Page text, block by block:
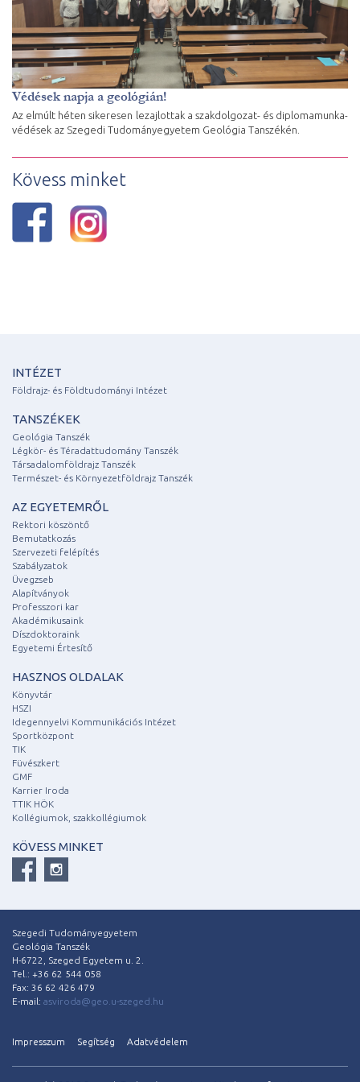
Védések napja a geológián!
Az elmúlt héten sikeresen lezajlottak a szakdolgozat- és diplomamunka-
védések az Szegedi Tudományegyetem Geológia Tanszékén.
Kövess minket
INTÉZET
Földrajz- és Földtudományi Intézet
TANSZÉKEK
Geológia Tanszék
Légkör- és Téradattudomány Tanszék
Társadalomföldrajz Tanszék
Természet- és Környezetföldrajz Tanszék
AZ EGYETEMRŐL
Rektori köszöntő
Bemutatkozás
Szervezeti felépítés
Szabályzatok
Üvegzseb
Alapítványok
Professzori kar
Akadémikusaink
Díszdoktoraink
Egyetemi Értesítő
HASZNOS OLDALAK
Könyvtár
HSZI
Idegennyelvi Kommunikációs Intézet
Sportközpont
TIK
Füvészkert
GMF
Karrier Iroda
TTIK HÖK
Kollégiumok, szakkollégiumok
KÖVESS MINKET
Szegedi Tudományegyetem
Geológia Tanszék
H-6722, Szeged Egyetem u. 2.
Tel.: +36 62 544 058
Fax: 36 62 426 479
E-mail: asviroda@geo.u-szeged.hu
Impresszum Segítség Adatvédelem